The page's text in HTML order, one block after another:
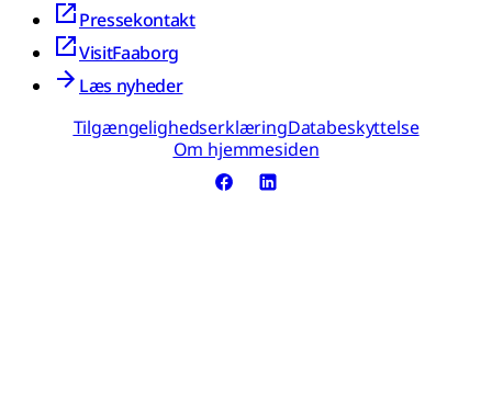
Pressekontakt
VisitFaaborg
Læs nyheder
TilgængelighedserklæringDatabeskyttelse
Om hjemmesiden